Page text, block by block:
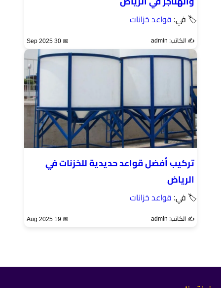
🏷 في: قواعد خزانات
✍️ الكاتب: admin 📅 30 Sep 2025
تركيب أفضل قواعد حديدية للخزنات في
الرياض
🏷 في: قواعد خزانات
✍️ الكاتب: admin 📅 19 Aug 2025